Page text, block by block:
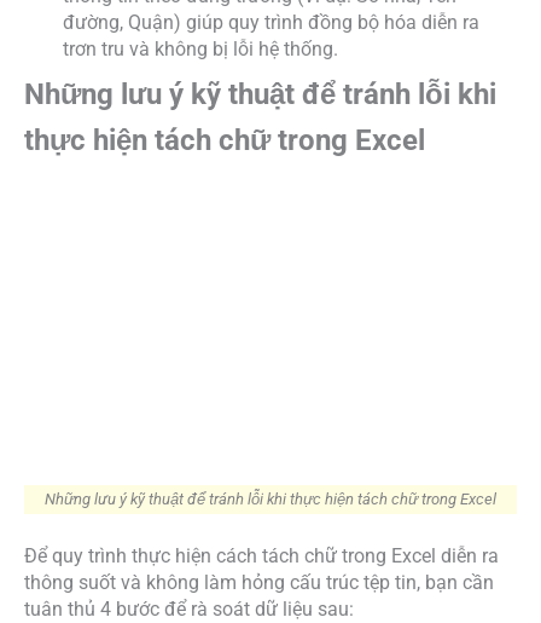
đường, Quận) giúp quy trình đồng bộ hóa diễn ra
trơn tru và không bị lỗi hệ thống.
Những lưu ý kỹ thuật để tránh lỗi khi
thực hiện tách chữ trong Excel
Những lưu ý kỹ thuật để tránh lỗi khi thực hiện tách chữ trong Excel
Để quy trình thực hiện cách tách chữ trong Excel diễn ra
thông suốt và không làm hỏng cấu trúc tệp tin, bạn cần
tuân thủ 4 bước để rà soát dữ liệu sau: